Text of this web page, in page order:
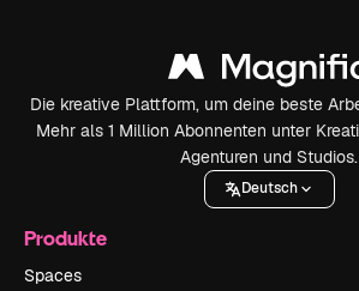
Die kreative Plattform, um deine beste
Mehr als 1 Million Abonnenten unter
Agenturen und Studios.
Deutsch
Produkte
Spaces